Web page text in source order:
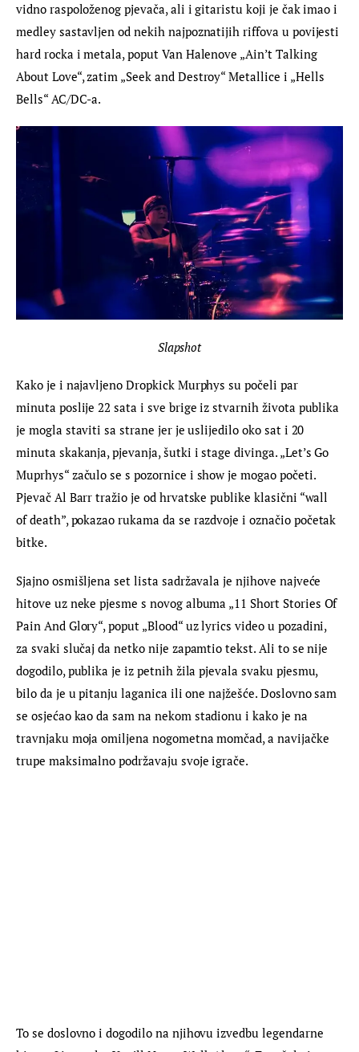
vidno raspoloženog pjevača, ali i gitaristu koji je čak imao i
medley sastavljen od nekih najpoznatijih riffova u povijesti
hard rocka i metala, poput Van Halenove „Ain’t Talking
About Love“, zatim „Seek and Destroy“ Metallice i „Hells
Bells“ AC/DC-a.
Slapshot
Kako je i najavljeno Dropkick Murphys su počeli par
minuta poslije 22 sata i sve brige iz stvarnih života publika
je mogla staviti sa strane jer je uslijedilo oko sat i 20
minuta skakanja, pjevanja, šutki i stage divinga. „Let’s Go
Muprhys“ začulo se s pozornice i show je mogao početi.
Pjevač Al Barr tražio je od hrvatske publike klasični “wall
of death”, pokazao rukama da se razdvoje i označio početak
bitke.
Sjajno osmišljena set lista sadržavala je njihove najveće
hitove uz neke pjesme s novog albuma „11 Short Stories Of
Pain And Glory“, poput „Blood“ uz lyrics video u pozadini,
za svaki slučaj da netko nije zapamtio tekst. Ali to se nije
dogodilo, publika je iz petnih žila pjevala svaku pjesmu,
bilo da je u pitanju laganica ili one najžešće. Doslovno sam
se osjećao kao da sam na nekom stadionu i kako je na
travnjaku moja omiljena nogometna momčad, a navijačke
trupe maksimalno podržavaju svoje igrače.
To se doslovno i dogodilo na njihovu izvedbu legendarne